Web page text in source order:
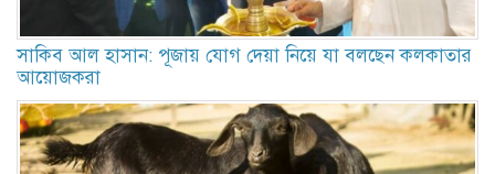
সাকিব আল হাসান: পূজায় যোগ দেয়া নিয়ে যা বলছেন কলকাতার
আয়োজকরা